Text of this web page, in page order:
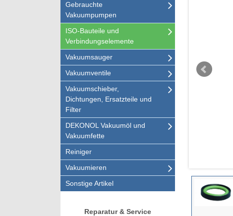
Gebrauchte
Vakuumpumpen
ISO-Bauteile und
Verbindungselemente
Vakuumsauger
Vakuumventile
Vakuumschieber,
Dichtungen, Ersatzteile und
Filter
DEKONOL Vakuumöl und
Vakuumfette
Reiniger
Vakuumieren
Sonstige Artikel
Reparatur & Service